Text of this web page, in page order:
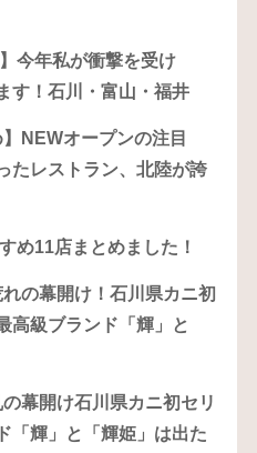
今年私が衝撃を受け
す！石川・富山・福井
NEWオープンの注目
たレストラン、北陸が誇
め11店まとめました！
の幕開け！石川県カニ初
高級ブランド「輝」と
幕開け石川県カニ初セリ
「輝」と「輝姫」は出た